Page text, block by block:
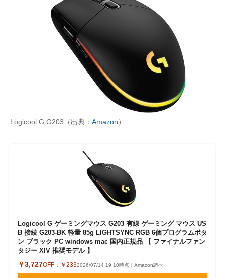
Logicool G G203（出典： Amazon）
Logicool G ゲーミングマウス G203 有線 ゲーミング マウス US
B 接続 G203-BK 軽量 85g LIGHTSYNC RGB 6個プログラムボタ
ン ブラック PC windows mac 国内正規品 【 ファイナルファン
タジー XIV 推奨モデル 】
￥3,727OFF： ￥2332026/07/14 19:10時点｜Amazon調べ